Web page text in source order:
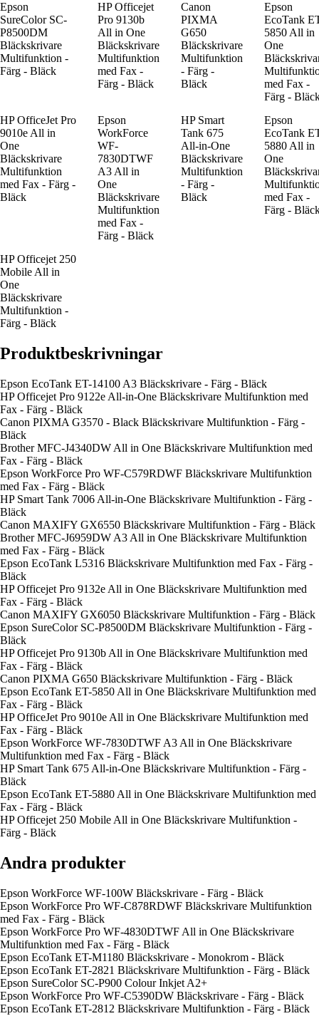
Epson
SureColor SC-
P8500DM
Bläckskrivare
Multifunktion -
Färg - Bläck
HP Officejet
Pro 9130b
All in One
Bläckskrivare
Multifunktion
med Fax -
Färg - Bläck
Canon
PIXMA
G650
Bläckskrivare
Multifunktion
- Färg -
Bläck
Epson
EcoTank
5850 All in
One
med Fax -
Färg -
HP OfficeJet Pro
9010e All in
One
Bläckskrivare
Multifunktion
med Fax - Färg -
Bläck
Epson
WorkForce
WF-
7830DTWF
A3 All in
One
Bläckskrivare
Multifunktion
med Fax -
Färg - Bläck
HP Smart
Tank 675
All-in-One
Bläckskrivare
Multifunktion
- Färg -
Bläck
Epson
EcoTank
5880 All in
One
med Fax -
Färg -
HP Officejet 250
Mobile All in
One
Bläckskrivare
Multifunktion -
Färg - Bläck
Produktbeskrivningar
Epson EcoTank ET-14100 A3 Bläckskrivare - Färg - Bläck
HP Officejet Pro 9122e All-in-One Bläckskrivare Multifunktion med
Fax - Färg - Bläck
Canon PIXMA G3570 - Black Bläckskrivare Multifunktion - Färg -
Bläck
Brother MFC-J4340DW All in One Bläckskrivare Multifunktion med
Fax - Färg - Bläck
Epson WorkForce Pro WF-C579RDWF Bläckskrivare Multifunktion
med Fax - Färg - Bläck
HP Smart Tank 7006 All-in-One Bläckskrivare Multifunktion - Färg -
Bläck
Canon MAXIFY GX6550 Bläckskrivare Multifunktion - Färg - Bläck
Brother MFC-J6959DW A3 All in One Bläckskrivare Multifunktion
med Fax - Färg - Bläck
Epson EcoTank L5316 Bläckskrivare Multifunktion med Fax - Färg -
Bläck
HP Officejet Pro 9132e All in One Bläckskrivare Multifunktion med
Fax - Färg - Bläck
Canon MAXIFY GX6050 Bläckskrivare Multifunktion - Färg - Bläck
Epson SureColor SC-P8500DM Bläckskrivare Multifunktion - Färg -
Bläck
HP Officejet Pro 9130b All in One Bläckskrivare Multifunktion med
Fax - Färg - Bläck
Canon PIXMA G650 Bläckskrivare Multifunktion - Färg - Bläck
Epson EcoTank ET-5850 All in One Bläckskrivare Multifunktion med
Fax - Färg - Bläck
HP OfficeJet Pro 9010e All in One Bläckskrivare Multifunktion med
Fax - Färg - Bläck
Epson WorkForce WF-7830DTWF A3 All in One Bläckskrivare
Multifunktion med Fax - Färg - Bläck
HP Smart Tank 675 All-in-One Bläckskrivare Multifunktion - Färg -
Bläck
Epson EcoTank ET-5880 All in One Bläckskrivare Multifunktion med
Fax - Färg - Bläck
HP Officejet 250 Mobile All in One Bläckskrivare Multifunktion -
Färg - Bläck
Andra produkter
Epson WorkForce WF-100W Bläckskrivare - Färg - Bläck
Epson WorkForce Pro WF-C878RDWF Bläckskrivare Multifunktion
med Fax - Färg - Bläck
Epson WorkForce Pro WF-4830DTWF All in One Bläckskrivare
Multifunktion med Fax - Färg - Bläck
Epson EcoTank ET-M1180 Bläckskrivare - Monokrom - Bläck
Epson EcoTank ET-2821 Bläckskrivare Multifunktion - Färg - Bläck
Epson SureColor SC-P900 Colour Inkjet A2+
Epson WorkForce Pro WF-C5390DW Bläckskrivare - Färg - Bläck
Epson EcoTank ET-2812 Bläckskrivare Multifunktion - Färg - Bläck